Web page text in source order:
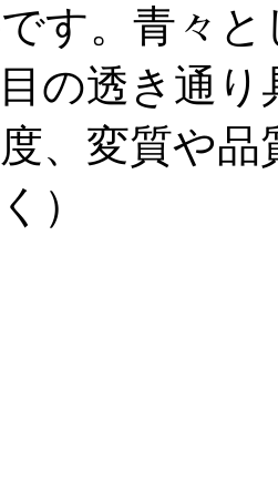
す。青々
の透き通
、変質や
）